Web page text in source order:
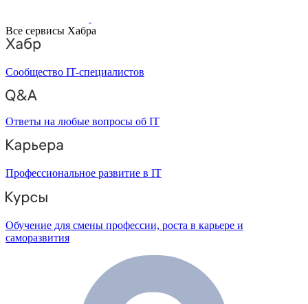
Все сервисы Хабра
Сообщество IT-специалистов
Ответы на любые вопросы об IT
Профессиональное развитие в IT
Обучение для смены профессии, роста в карьере и
саморазвития